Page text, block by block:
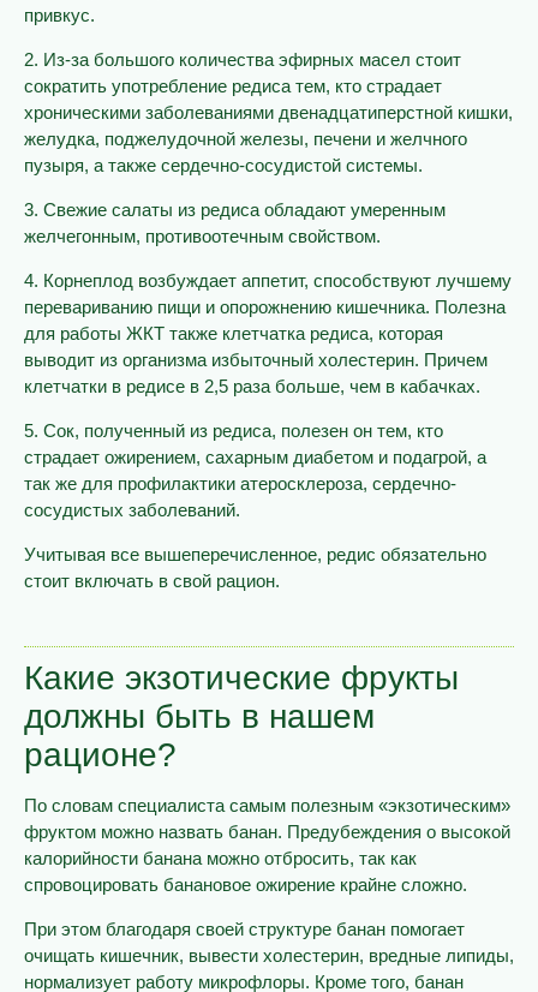
привкус.
2. Из-за большого количества эфирных масел стоит
сократить употребление редиса тем, кто страдает
хроническими заболеваниями двенадцатиперстной кишки,
желудка, поджелудочной железы, печени и желчного
пузыря, а также сердечно-сосудистой системы.
3. Свежие салаты из редиса обладают умеренным
желчегонным, противоотечным свойством.
4. Корнеплод возбуждает аппетит, способствуют лучшему
перевариванию пищи и опорожнению кишечника. Полезна
для работы ЖКТ также клетчатка редиса, которая
выводит из организма избыточный холестерин. Причем
клетчатки в редисе в 2,5 раза больше, чем в кабачках.
5. Сок, полученный из редиса, полезен он тем, кто
страдает ожирением, сахарным диабетом и подагрой, а
так же для профилактики атеросклероза, сердечно-
сосудистых заболеваний.
Учитывая все вышеперечисленное, редис обязательно
стоит включать в свой рацион.
Какие экзотические фрукты
должны быть в нашем
рационе?
По словам специалиста самым полезным «экзотическим»
фруктом можно назвать банан. Предубеждения о высокой
калорийности банана можно отбросить, так как
спровоцировать банановое ожирение крайне сложно.
При этом благодаря своей структуре банан помогает
очищать кишечник, вывести холестерин, вредные липиды,
нормализует работу микрофлоры. Кроме того, банан